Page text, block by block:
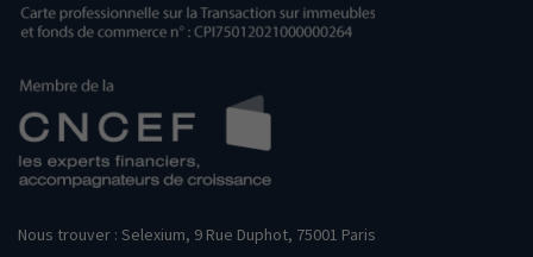
Nous trouver : Selexium, 9 Rue Duphot, 75001 Paris